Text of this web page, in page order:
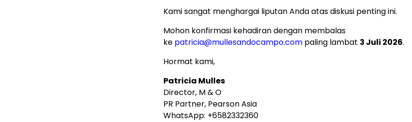
Kami sangat menghargai liputan Anda atas diskusi penting ini.
Mohon konfirmasi kehadiran dengan membalas
ke patricia@mullesandocampo.com paling lambat 3 Juli 2026.
Hormat kami,
Patricia Mulles
Director, M & O
PR Partner, Pearson Asia
WhatsApp: +6582332360